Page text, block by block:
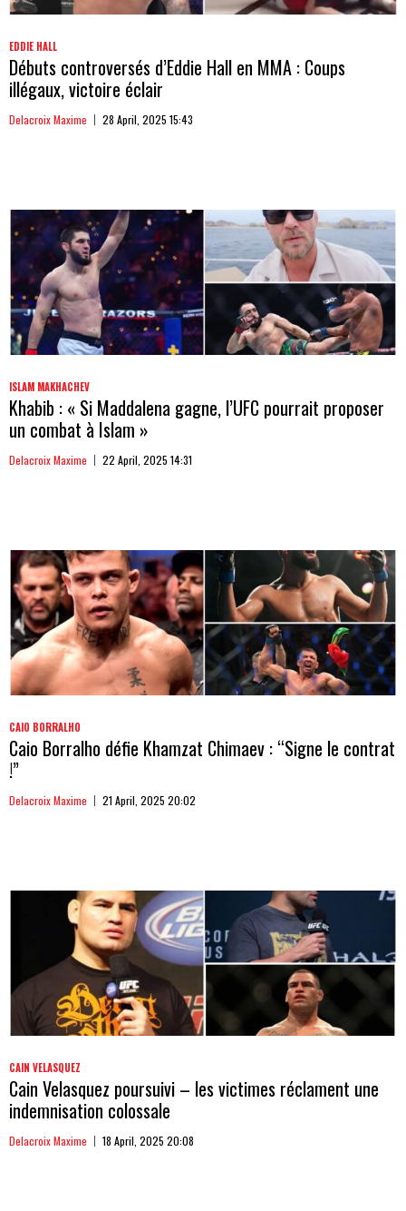
EDDIE HALL
Débuts controversés d’Eddie Hall en MMA : Coups
illégaux, victoire éclair
Delacroix Maxime 28 April, 2025 15:43
ISLAM MAKHACHEV
Khabib : « Si Maddalena gagne, l’UFC pourrait proposer
un combat à Islam »
Delacroix Maxime 22 April, 2025 14:31
CAIO BORRALHO
Caio Borralho défie Khamzat Chimaev : “Signe le contrat
!”
Delacroix Maxime 21 April, 2025 20:02
CAIN VELASQUEZ
Cain Velasquez poursuivi – les victimes réclament une
indemnisation colossale
Delacroix Maxime 18 April, 2025 20:08